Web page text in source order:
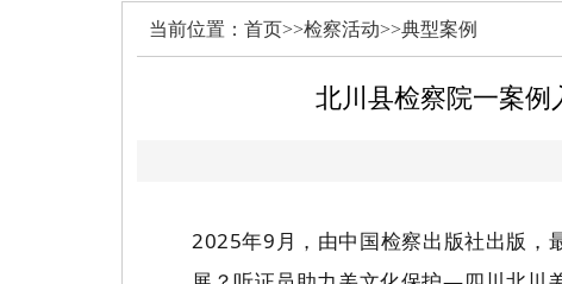
当前位置： 首页>>检察活动>>典型案例
北川县检察院一案例
2025年9月，由中国检察出版社出版，